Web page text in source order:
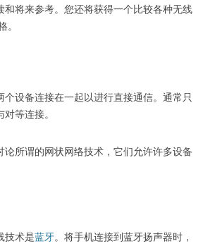
和将来参考。 您还将获得一个比较各种无线
设备连接在一起以进行直接通信。 通常只
等连接。
论所谓的网状网络技术，它们允许许多设备
技术是蓝牙。 将手机连接到蓝牙扬声器时，